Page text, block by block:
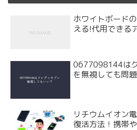
ホワイトボード
える!代用できる
0677098144は
を無視しても問
リチウムイオン
復活方法！携帯